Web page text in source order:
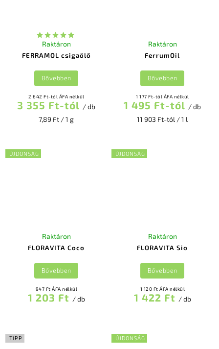
FERRAMOL csigaölő
Raktáron
2 642 Ft-tól ÁFA nélkül
3 355 Ft-tól / db
7,89 Ft / 1 g
Bővebben
FerrumOil
Raktáron
1 177 Ft-tól ÁFA nélkül
1 495 Ft-tól / db
11 903 Ft-tól / 1 l
Bővebben
ÚJDONSÁG
FLORAVITA Coco
Raktáron
947 Ft ÁFA nélkül
1 203 Ft / db
Bővebben
ÚJDONSÁG
FLORAVITA Sio
Raktáron
1 120 Ft ÁFA nélkül
1 422 Ft / db
Bővebben
TIPP ÚJDONSÁG